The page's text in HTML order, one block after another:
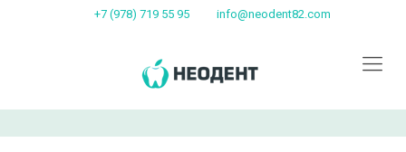
+7 (978) 719 55 95 info@neodent82.com